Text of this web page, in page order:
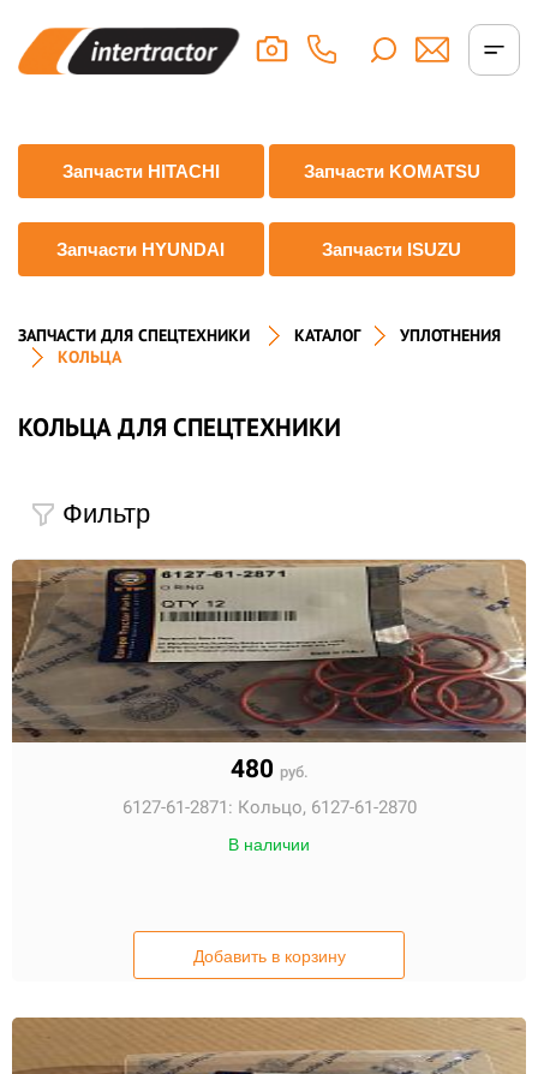
Запчасти HITACHI Запчасти KOMATSU
Запчасти HYUNDAI Запчасти ISUZU
ЗАПЧАСТИ ДЛЯ СПЕЦТЕХНИКИ КАТАЛОГ
УПЛОТНЕНИЯ
КОЛЬЦА
КОЛЬЦА ДЛЯ СПЕЦТЕХНИКИ
Фильтр
480 руб.
6127-61-2871: Кольцо, 6127-61-2870
В наличии
Добавить в корзину